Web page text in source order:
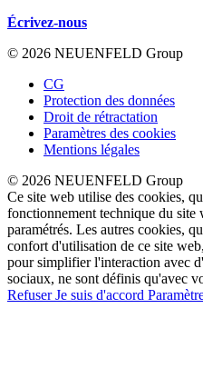
Écrivez-nous
© 2026 NEUENFELD Group
CG
Protection des données
Droit de rétractation
Paramètres des cookies
Mentions légales
© 2026 NEUENFELD Group
Ce site web utilise des cookies,
fonctionnement technique du site
paramétrés. Les autres cookies,
confort d'utilisation de ce site
pour simplifier l'interaction avec
sociaux, ne sont définis qu'avec
RefuserJe suis d'accord